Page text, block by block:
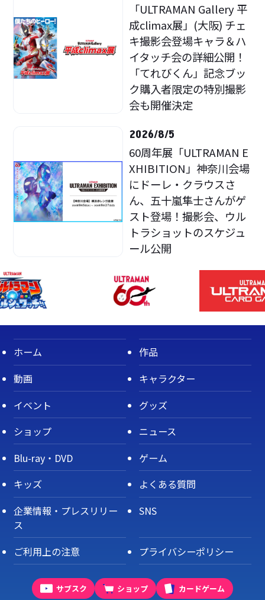
「ULTRAMAN Gallery 平
成climax展」(大阪) チェ
キ撮影会登場キャラ＆ハ
イタッチ会の詳細公開！
「てれびくん」記念ブッ
ク購入者限定の特別撮影
会も開催決定
2026/8/5
60周年展「ULTRAMAN E
XHIBITION」神奈川会場
にドーレ・クラウスさ
ん、五十嵐隼士さんがゲ
スト登場！撮影会、ウル
トラショットのスケジュ
ール公開
ホーム
作品
動画
キャラクター
イベント
グッズ
ショップ
ニュース
Blu-ray・DVD
ゲーム
キッズ
よくある質問
企業情報・プレスリリー
ス
SNS
ご利用上の注意 プライバシーポリシー
サブスク ショップ カードゲーム